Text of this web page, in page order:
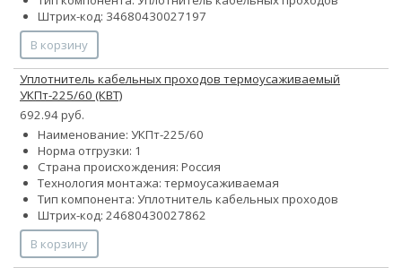
Штрих-код: 34680430027197
В корзину
Уплотнитель кабельных проходов термоусаживаемый
УКПт-225/60 (КВТ)
692.94 руб.
Наименование: УКПт-225/60
Норма отгрузки: 1
Страна происхождения: Россия
Технология монтажа: термоусаживаемая
Тип компонента: Уплотнитель кабельных проходов
Штрих-код: 24680430027862
В корзину